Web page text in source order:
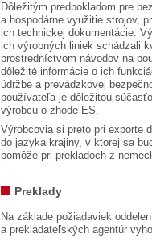
Dôležitým predpokladom pre
a hospodárne využitie strojov,
ich technickej dokumentácie.
ich výrobných liniek schádzali
prostredníctvom návodov na
dôležité informácie o ich
údržbe a prevádzkovej
používateľa je dôležitou
výrobcu o zhode ES.
Výrobcovia si preto pri exporte
do jazyka krajiny, v ktorej sa
pomôže pri prekladoch z
Preklady
Na základe požiadaviek
a prekladateľských agentúr